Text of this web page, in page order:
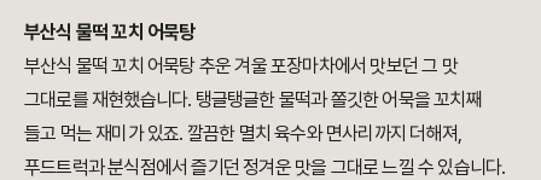
부산식 물떡 꼬치 어묵탕
부산식 물떡 꼬치 어묵탕 추운 겨울 포장마차에서 맛보던 그 맛
그대로를 재현했습니다. 탱글탱글한 물떡과 쫄깃한 어묵을 꼬치째
들고 먹는 재미가 있죠. 깔끔한 멸치 육수와 면사리까지 더해져,
푸드트럭과 분식점에서 즐기던 정겨운 맛을 그대로 느낄 수 있습니다.